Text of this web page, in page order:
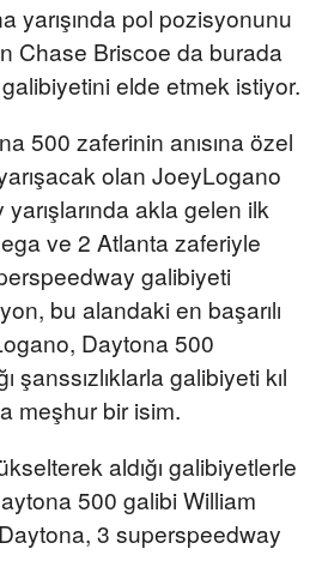
yarışında pol pozisyonunu
Chase Briscoe da burada
elde etmek istiyor.
500 zaferinin anısına özel
olan JoeyLogano
akla gelen ilk
ve 2 Atlanta zaferiyle
galibiyeti
bu alandaki en başarılı
Daytona 500
şanssızlıklarla galibiyeti kıl
meşhur bir isim.
aldığı galibiyetlerle
500 galibi William
3 superspeedway